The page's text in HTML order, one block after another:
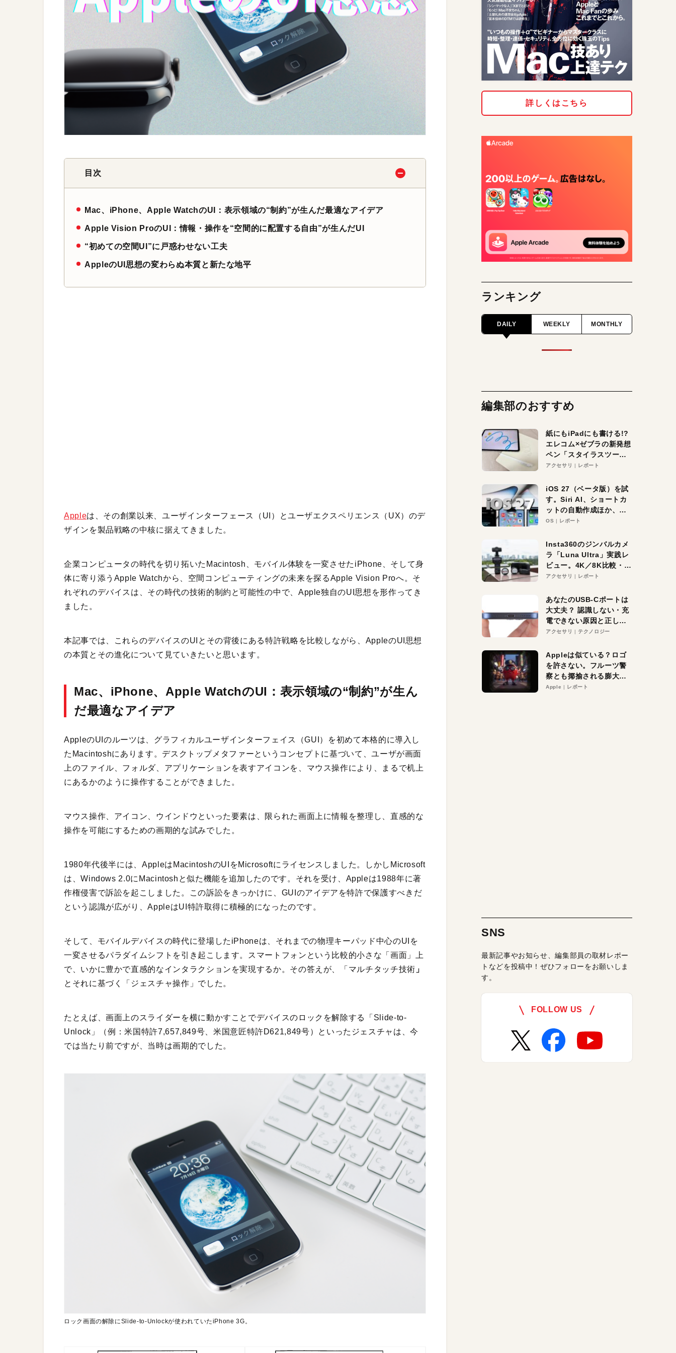
目次
Mac、iPhone、Apple WatchのUI：表示領域の“制約”が生んだ最適なアイデア
Apple Vision ProのUI：情報・操作を“空間的に配置する自由”が生んだUI
“初めての空間UI”に戸惑わせない工夫
AppleのUI思想の変わらぬ本質と新たな地平
Appleは、その創業以来、ユーザインターフェース（UI）とユーザエクスペリエンス（UX）のデ
ザインを製品戦略の中核に据えてきました。
企業コンピュータの時代を切り拓いたMacintosh、モバイル体験を一変させたiPhone、そして身
体に寄り添うApple Watchから、空間コンピューティングの未来を探るApple Vision Proへ。そ
れぞれのデバイスは、その時代の技術的制約と可能性の中で、Apple独自のUI思想を形作ってき
ました。
本記事では、これらのデバイスのUIとその背後にある特許戦略を比較しながら、AppleのUI思想
の本質とその進化について見ていきたいと思います。
Mac、iPhone、Apple WatchのUI：表示領域の“制約”が生ん
だ最適なアイデア
AppleのUIのルーツは、グラフィカルユーザインターフェイス（GUI）を初めて本格的に導入し
たMacintoshにあります。デスクトップメタファーというコンセプトに基づいて、ユーザが画面
上のファイル、フォルダ、アプリケーションを表すアイコンを、マウス操作により、まるで机上
にあるかのように操作することができました。
マウス操作、アイコン、ウインドウといった要素は、限られた画面上に情報を整理し、直感的な
操作を可能にするための画期的な試みでした。
1980年代後半には、AppleはMacintoshのUIをMicrosoftにライセンスしました。しかしMicrosoft
は、Windows 2.0にMacintoshと似た機能を追加したのです。それを受け、Appleは1988年に著
作権侵害で訴訟を起こしました。この訴訟をきっかけに、GUIのアイデアを特許で保護すべきだ
という認識が広がり、AppleはUI特許取得に積極的になったのです。
そして、モバイルデバイスの時代に登場したiPhoneは、それまでの物理キーパッド中心のUIを
一変させるパラダイムシフトを引き起こします。スマートフォンという比較的小さな「画面」上
で、いかに豊かで直感的なインタラクションを実現するか。その答えが、「マルチタッチ技術 」
とそれに基づく「ジェスチャ操作」でした。
たとえば、画面上のスライダーを横に動かすことでデバイスのロックを解除する「Slide-to-
Unlock」（例：米国特許7,657,849号、米国意匠特許D621,849号）といったジェスチャは、今
では当たり前ですが、当時は画期的でした。
ロック画面の解除にSlide-to-Unlockが使われていたiPhone 3G。
詳しくはこちら
ランキング
DAILY WEEKLY MONTHLY
編集部のおすすめ
紙にもiPadにも書ける!?
エレコム×ゼブラの新発想
ペン「スタイラスツーウ
ェイ」レビュー。持ち替
アクセサリ レポート
iOS 27（ベータ版）を試
す。Siri AI、ショートカ
ットの自動作成ほか、期
待大の便利機能5選。
る未来はすぐそこ！
OS レポート
Insta360のジンバルカメ
ラ「Luna Ultra」実践レ
ビュー。4K／8K比較・ズ
ーム・夜間撮影をチェッ
アクセサリ レポート
あなたのUSB-Cポートは
大丈夫？ 認識しない・充
電できない原因と正しい
対策
アクセサリ テクノロジー
Appleは似ている？ロゴ
を許さない。フルーツ警
察とも揶揄される膨大な
異議申し立て。対象は非
Apple レポート
SNS
最新記事やお知らせ、編集部員の取材レポー
トなどを投稿中！ぜひフォローをお願いしま
す。
FOLLOW US